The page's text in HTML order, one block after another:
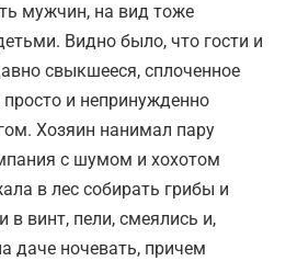
мужчин, на вид тоже
Видно было, что гости и
свыкшееся, сплоченное
и непринужденно
Хозяин нанимал пару
с шумом и хохотом
в лес собирать грибы и
в винт, пели, смеялись и,
даче ночевать, причем